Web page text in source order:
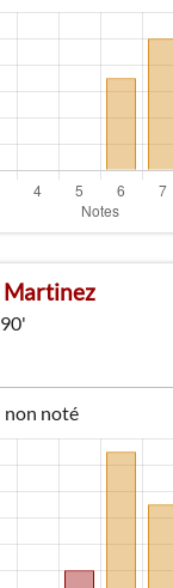
Martinez
90'
non noté